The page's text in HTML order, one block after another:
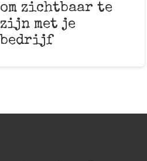
om zichtbaar te
zijn met je
bedrijf